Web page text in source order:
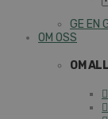
GE EN
OM OSS
OM